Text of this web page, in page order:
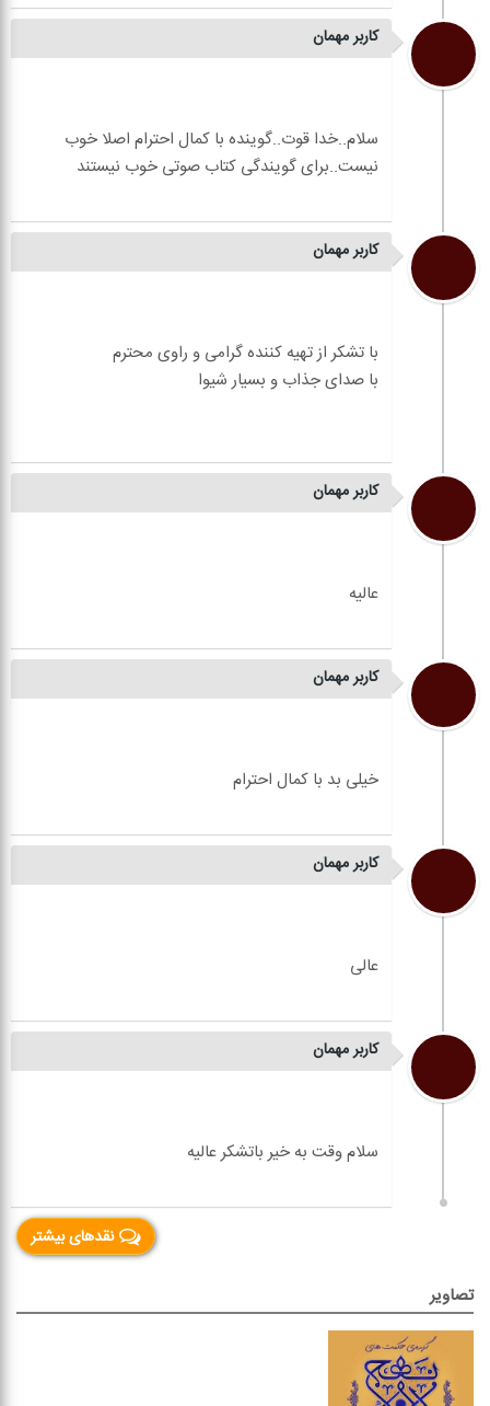
کاربر مهمان
سلام..خدا قوت..گوینده با کمال احترام اصلا خوب
کاربر مهمان
کاربر مهمان
کاربر مهمان
کاربر مهمان
کاربر مهمان
نقدهای بیشتر
تصاویر